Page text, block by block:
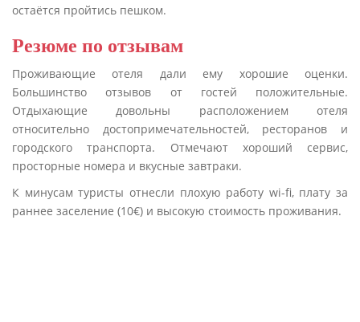
остаётся пройтись пешком.
Резюме по отзывам
Проживающие отеля дали ему хорошие оценки.
Большинство отзывов от гостей положительные.
Отдыхающие довольны расположением отеля
относительно достопримечательностей, ресторанов и
городского транспорта. Отмечают хороший сервис,
просторные номера и вкусные завтраки.
К минусам туристы отнесли плохую работу wi-fi, плату за
раннее заселение (10€) и высокую стоимость проживания.